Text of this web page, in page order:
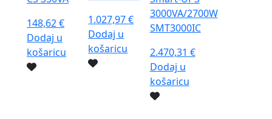
148,62€
Dodaj u
košaricu
1.027,97€
Dodaj u
košaricu
3000VA/2700W
SMT3000IC
2.470,31 €
Dodaj u
košaricu